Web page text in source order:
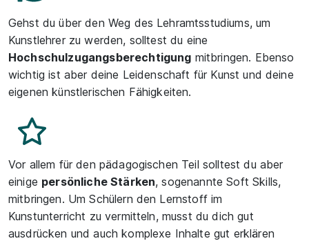
Gehst du über den Weg des Lehramtsstudiums, um
Kunstlehrer zu werden, solltest du eine
Hochschulzugangsberechtigung mitbringen. Ebenso
wichtig ist aber deine Leidenschaft für Kunst und deine
eigenen künstlerischen Fähigkeiten.
Vor allem für den pädagogischen Teil solltest du aber
einige persönliche Stärken, sogenannte Soft Skills,
mitbringen. Um Schülern den Lernstoff im
Kunstunterricht zu vermitteln, musst du dich gut
ausdrücken und auch komplexe Inhalte gut erklären